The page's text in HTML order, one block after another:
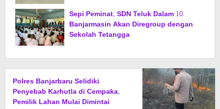
Sepi Peminat, SDN Teluk Dalam 10
Banjarmasin Akan Diregroup dengan
Sekolah Tetangga
Polres Banjarbaru Selidiki
Penyebab Karhutla di Cempaka,
Pemilik Lahan Mulai Dimintai